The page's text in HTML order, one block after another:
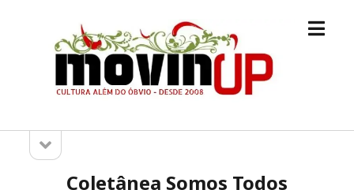
M.O.V.I.N
[UP]
open
Sidebarsidebar
Coletânea Somos Todos